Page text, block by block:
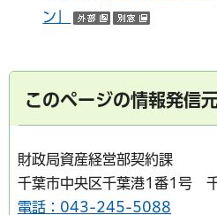
ン」
（外部サイトへ
このページの情報発信
財政局資産経営部契約課
千葉市中央区千葉港1番1号
電話：043-245-5088